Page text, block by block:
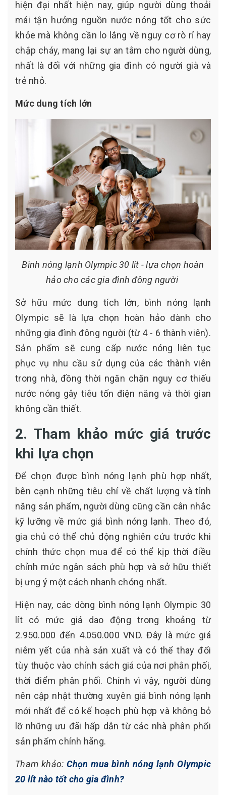
hiện đại nhất hiện nay, giúp người dùng thoải
mái tận hưởng nguồn nước nóng tốt cho sức
khỏe mà không cần lo lắng về nguy cơ rò rỉ hay
chập cháy, mang lại sự an tâm cho người dùng,
nhất là đối với những gia đình có người già và
trẻ nhỏ.
Mức dung tích lớn
Bình nóng lạnh Olympic 30 lít - lựa chọn hoàn
hảo cho các gia đình đông người
Sở hữu mức dung tích lớn, bình nóng lạnh
Olympic sẽ là lựa chọn hoàn hảo dành cho
những gia đình đông người (từ 4 - 6 thành viên).
Sản phẩm sẽ cung cấp nước nóng liên tục
phục vụ nhu cầu sử dụng của các thành viên
trong nhà, đồng thời ngăn chặn nguy cơ thiếu
nước nóng gây tiêu tốn điện năng và thời gian
không cần thiết.
2. Tham khảo mức giá trước
khi lựa chọn
Để chọn được bình nóng lạnh phù hợp nhất,
bên cạnh những tiêu chí về chất lượng và tính
năng sản phẩm, người dùng cũng cần cân nhắc
kỹ lưỡng về mức giá bình nóng lạnh. Theo đó,
gia chủ có thể chủ động nghiên cứu trước khi
chính thức chọn mua để có thể kịp thời điều
chỉnh mức ngân sách phù hợp và sở hữu thiết
bị ưng ý một cách nhanh chóng nhất.
Hiện nay, các dòng bình nóng lạnh Olympic 30
lít có mức giá dao động trong khoảng từ
2.950.000 đến 4.050.000 VND. Đây là mức giá
niêm yết của nhà sản xuất và có thể thay đổi
tùy thuộc vào chính sách giá của nơi phân phối,
thời điểm phân phối. Chính vì vậy, người dùng
nên cập nhật thường xuyên giá bình nóng lạnh
mới nhất để có kế hoạch phù hợp và không bỏ
lỡ những ưu đãi hấp dẫn từ các nhà phân phối
sản phẩm chính hãng.
Tham khảo:Chọn mua bình nóng lạnh Olympic
20 lít nào tốt cho gia đình?